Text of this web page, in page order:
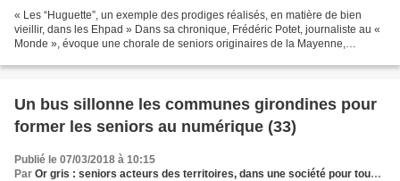
« Les “Huguette”, un exemple des prodiges réalisés, en matière de bien
vieillir, dans les Ehpad » Dans sa chronique, Frédéric Potet, journaliste au «
Monde », évoque une chorale de seniors originaires de la Mayenne,
Un bus sillonne les communes girondines pour
former les seniors au numérique (33)
Publié le 07/03/2018 à 10:15
Par Or gris : seniors acteurs des territoires, dans une société pour tous les âges